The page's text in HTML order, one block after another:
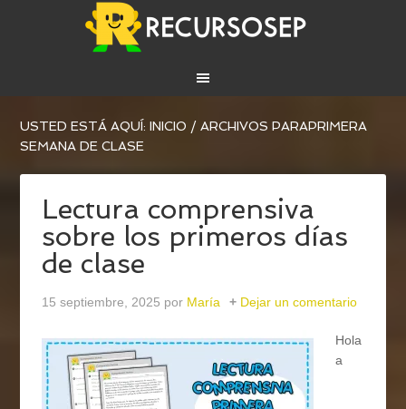
USTED ESTÁ AQUÍ:INICIO / ARCHIVOS PARAPRIMERA
SEMANA DE CLASE
Lectura comprensiva
sobre los primeros días
de clase
15 septiembre, 2025 por María Dejar un comentario
Hola
a